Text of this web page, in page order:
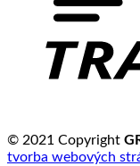
© 2021 Copyright
tvorba webových